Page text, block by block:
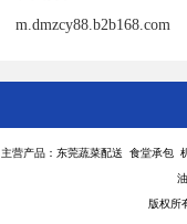
m.dmzcy88.b2b168.com
主营产品：东莞蔬菜配送 食堂承包
版权所